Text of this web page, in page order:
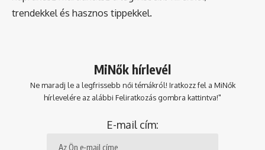
trendekkel és hasznos tippekkel.
MiNők hírlevél
Ne maradj le a legfrissebb női témákról! Iratkozz fel a MiNők
hírlevelére az alábbi Feliratkozás gombra kattintva!"
E-mail cím: